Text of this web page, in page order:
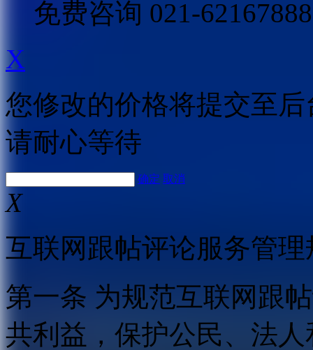
免费咨询 021-62167888
X
您修改的价格将提交至
请耐心等待
确定 取消
X
互联网跟帖评论服务管理
第一条 为规范互联网跟
共利益，保护公民、法